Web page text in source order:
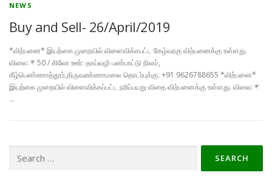
NEWS
Buy and Sell- 26/April/2019
*விற்பனை* இயற்கை முறையில் விளைவிக்கபட்ட கேழ்வரகு விற்பனைக்கு உள்ளது.
விலை: ₹ 50 / கிலோ ஊர்: தாய்வழி பண்பாட்டு நிலம்,
கீழ்பெண்ணாத்தூர்,திருவண்ணாமலை தொடர்புக்கு: +91 9626788655 *விற்பனை*
இயற்கை முறையில் விளைவிக்கப்பட்ட நரிப்பயறு விதை விற்பனைக்கு உள்ளது. விலை: ₹
…
for: